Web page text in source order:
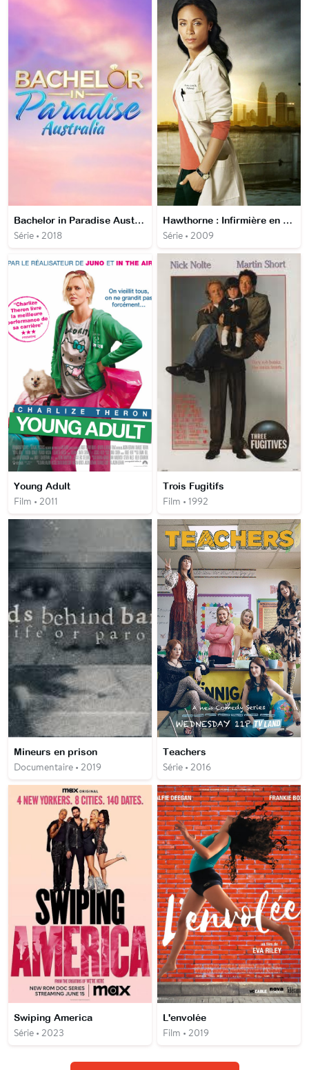
Bachelor in Paradise Australie
Série • 2018
Hawthorne : Infirmière en chef
Série • 2009
Young Adult
Film • 2011
Trois Fugitifs
Film • 1992
Mineurs en prison
Documentaire • 2019
Teachers
Série • 2016
Swiping America
Série • 2023
L'envolée
Film • 2019